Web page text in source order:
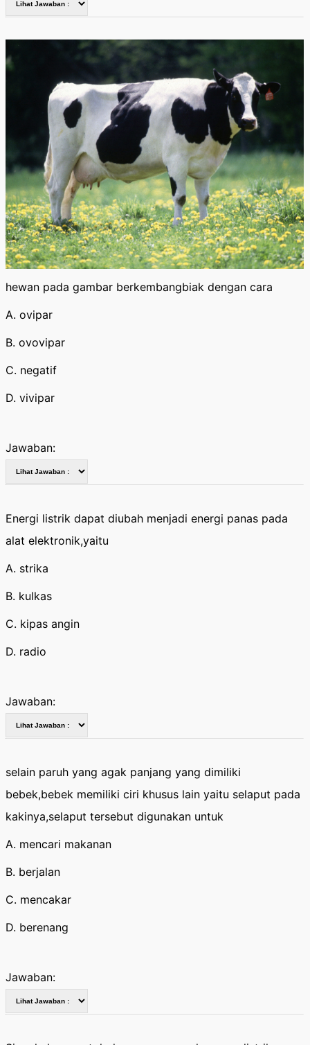
hewan pada gambar berkembangbiak dengan cara
A. ovipar
B. ovovipar
C. negatif
D. vivipar
Jawaban:
Energi listrik dapat diubah menjadi energi panas pada
alat elektronik,yaitu
A. strika
B. kulkas
C. kipas angin
D. radio
Jawaban:
selain paruh yang agak panjang yang dimiliki
bebek,bebek memiliki ciri khusus lain yaitu selaput pada
kakinya,selaput tersebut digunakan untuk
A. mencari makanan
B. berjalan
C. mencakar
D. berenang
Jawaban: